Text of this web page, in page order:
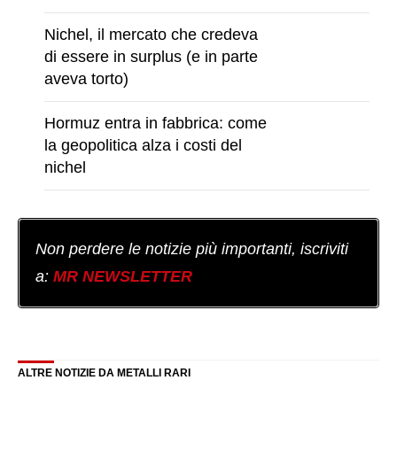
Nichel, il mercato che credeva
di essere in surplus (e in parte
aveva torto)
Hormuz entra in fabbrica: come
la geopolitica alza i costi del
nichel
Non perdere le notizie più importanti, iscriviti
a: MR NEWSLETTER
ALTRE NOTIZIE DA METALLI RARI